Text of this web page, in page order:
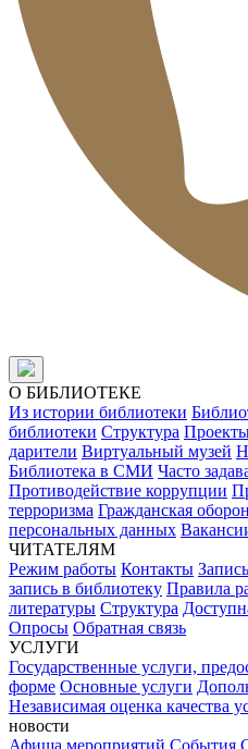
О БИБЛИОТЕКЕ
Из истории библиотеки
библиотеки Структура
дарители Виртуальный музей
Библиотека в СМИ Часто
Противодействие коррупции
терроризма Гражданская
персональных данных
ЧИТАТЕЛЯМ
Режим работы Контакты
запись в библиотеку Правила
литературы Структура
Опросы Обратная связь
УСЛУГИ
Государственные услуги,
форме Основные услуги
Независимая оценка качества
новости
Афиша мероприятий События